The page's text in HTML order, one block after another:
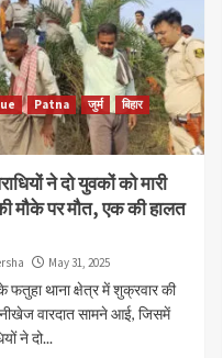
Patna जुर्म
बिहार
ने दो युवकों को मारी
मौके पर मौत, एक की हालत
May 31, 2025
थाना क्षेत्र में शुक्रवार की
वारदात सामने आई, जिसमें
ने दो...